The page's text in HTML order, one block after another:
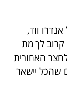
ווד,
קרוב לך מת
האחורית
שהכל יישאר